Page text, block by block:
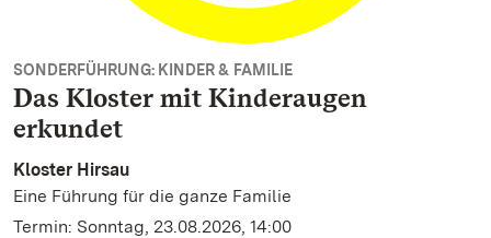
SONDERFÜHRUNG: KINDER & FAMILIE
Das Kloster mit Kinderaugen
erkundet
Kloster Hirsau
Eine Führung für die ganze Familie
Termin: Sonntag, 23.08.2026, 14:00